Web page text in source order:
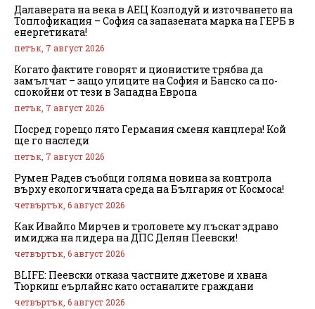
Далаверата на века в АЕЦ Козлодуй и източването на
Топлофикация – София са запазената марка на ГЕРБ в
енергетиката!
петък, 7 август 2026
Когато фактите говорят и ционистите трябва да
замълчат – защо улиците на София и Банско са по-
спокойни от тези в Западна Европа
петък, 7 август 2026
Посред горещо лято Германия сменя канцлера! Кой
ще го наследи
петък, 7 август 2026
Румен Радев съобщи голяма новина за контрола
върху екологичната среда на България от Космоса!
четвъртък, 6 август 2026
Как Ивайло Мирчев и троловете му лъскат здраво
имиджа на лидера на ДПС Делян Пеевски!
четвъртък, 6 август 2026
BLIFE: Пеевски отказа частните джетове и хвана
Тюркиш еърлайнс като останалите граждани
четвъртък, 6 август 2026